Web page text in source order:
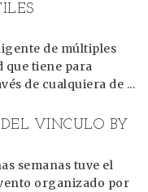
de múltiples
que tiene para
de cualquiera de ...
VÍNCULO BY
semanas tuve el
organizado por